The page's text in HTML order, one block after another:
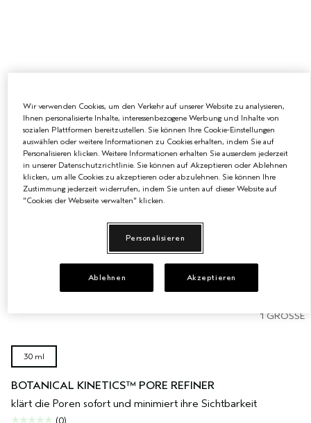
1 GRÖSSE
30 ml
BOTANICAL KINETICS™ PORE REFINER
klärt die Poren sofort und minimiert ihre Sichtbarkeit
(0)
Wir verwenden Cookies, um den Verkehr auf unserer Website zu analysieren,
Ihnen personalisierte Inhalte, interessenbezogene Werbung und Inhalte von
sozialen Plattformen bereitzustellen. Sie können Ihre Cookie-Einstellungen
auswählen oder weitere Informationen zu Cookies erhalten, indem Sie auf
Personalisieren klicken. Weitere Informationen erhalten Sie ausserdem jederzeit
in unserer Datenschutzrichtlinie. Sie können auf Akzeptieren oder Ablehnen
klicken, um alle Cookies zu akzeptieren oder abzulehnen. Sie können Ihre
Zustimmung jederzeit widerrufen, indem Sie unten auf dieser Website auf
"Cookies der Webseite verwalten" klicken.
Personalisieren
Ablehnen Akzeptieren